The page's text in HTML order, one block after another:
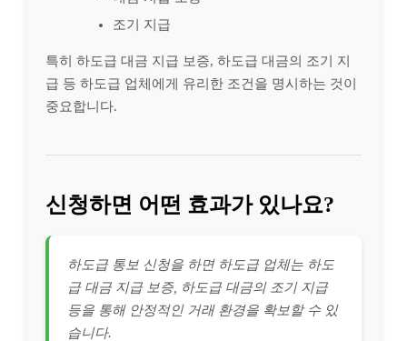
조기 지급
특히 하도급 대금 지급 보증, 하도급 대금의 조기 지
급 등 하도급 업체에게 유리한 조건을 명시하는 것이
중요합니다.
신청하면 어떤 효과가 있나요?
하도급 통보 신청을 하면 하도급 업체는 하도
급 대금 지급 보증, 하도급 대금의 조기 지급
등을 통해 안정적인 거래 환경을 확보할 수 있
습니다.